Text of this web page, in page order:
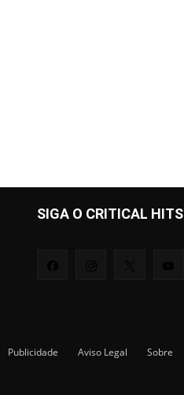
SIGA O CRITICAL HITS
Publicidade Aviso Legal
Sobre